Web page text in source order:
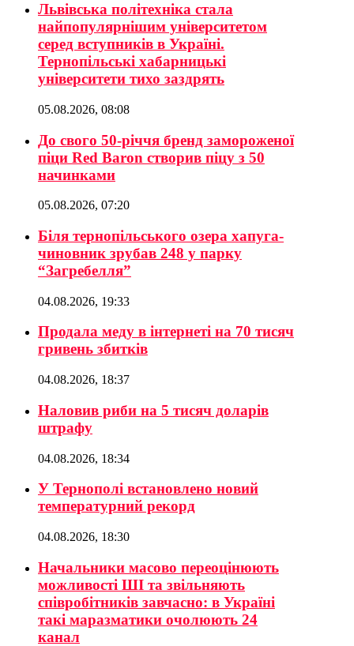
Львівська політехніка стала
найпопулярнішим університетом
серед вступників в Україні.
Тернопільські хабарницькі
університети тихо заздрять
05.08.2026, 08:08
До свого 50-річчя бренд замороженої
піци Red Baron створив піцу з 50
начинками
05.08.2026, 07:20
Біля тернопільського озера хапуга-
чиновник зрубав 248 у парку
“Загребелля”
04.08.2026, 19:33
Продала меду в інтернеті на 70 тисяч
гривень збитків
04.08.2026, 18:37
Наловив риби на 5 тисяч доларів
штрафу
04.08.2026, 18:34
У Тернополі встановлено новий
температурний рекорд
04.08.2026, 18:30
Начальники масово переоцінюють
можливості ШІ та звільняють
співробітників завчасно: в Україні
такі маразматики очолюють 24
канал